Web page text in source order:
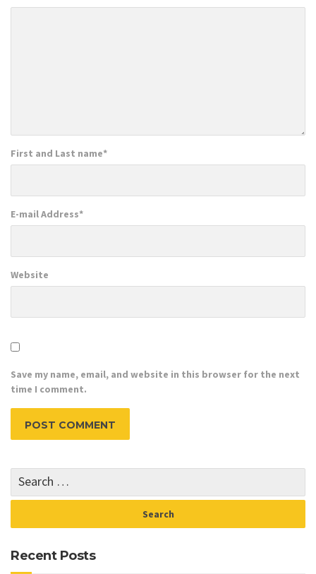
First and Last name*
E-mail Address*
Website
Save my name, email, and website in this browser for the next
time I comment.
Recent Posts